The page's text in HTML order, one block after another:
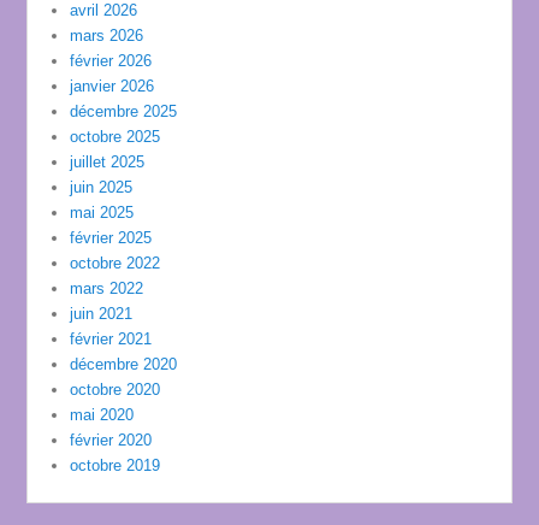
avril 2026
mars 2026
février 2026
janvier 2026
décembre 2025
octobre 2025
juillet 2025
juin 2025
mai 2025
février 2025
octobre 2022
mars 2022
juin 2021
février 2021
décembre 2020
octobre 2020
mai 2020
février 2020
octobre 2019